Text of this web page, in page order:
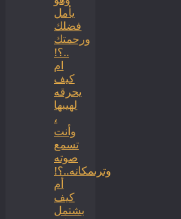
يأمل
فضلك
ورحمتك
..؟!
ام
كيف
يحرقه
لهيبها
،
وأنت
تسمع
صوته
وترىمكانه..؟!
أم
كيف
بشتمل